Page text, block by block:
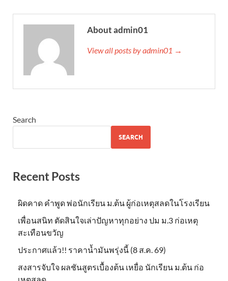
About admin01
View all posts by admin01 →
Search
SEARCH
Recent Posts
ผิดคาด คำพูด พ่อนักเรียน ม.ต้น ผู้ก่อเหตุสลดในโรงเรียน
เพื่อนสนิท ตัดสินใจเล่าปัญหาทุกอย่าง ปม ม.3 ก่อเหตุ
สะเทือนขวัญ
ประกาศแล้ว!! ราคาน้ำมันพรุ่งนี้ (8 ส.ค. 69)
สงสารจับใจ ผลชันสูตรเบื้องต้น เหยื่อ นักเรียน ม.ต้น ก่อ